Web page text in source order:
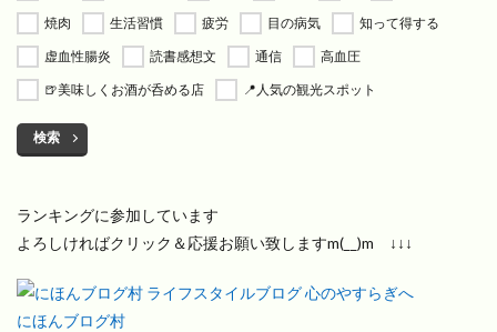
焼肉
生活習慣 疲労 目の病気
知って得する
虚血性腸炎
読書感想文 通信
高血圧
🍺美味しくお酒が呑める店
📍人気の観光スポット
検索
ランキングに参加しています
よろしければクリック＆応援お願い致しますm(__)m ↓↓↓
にほんブログ村